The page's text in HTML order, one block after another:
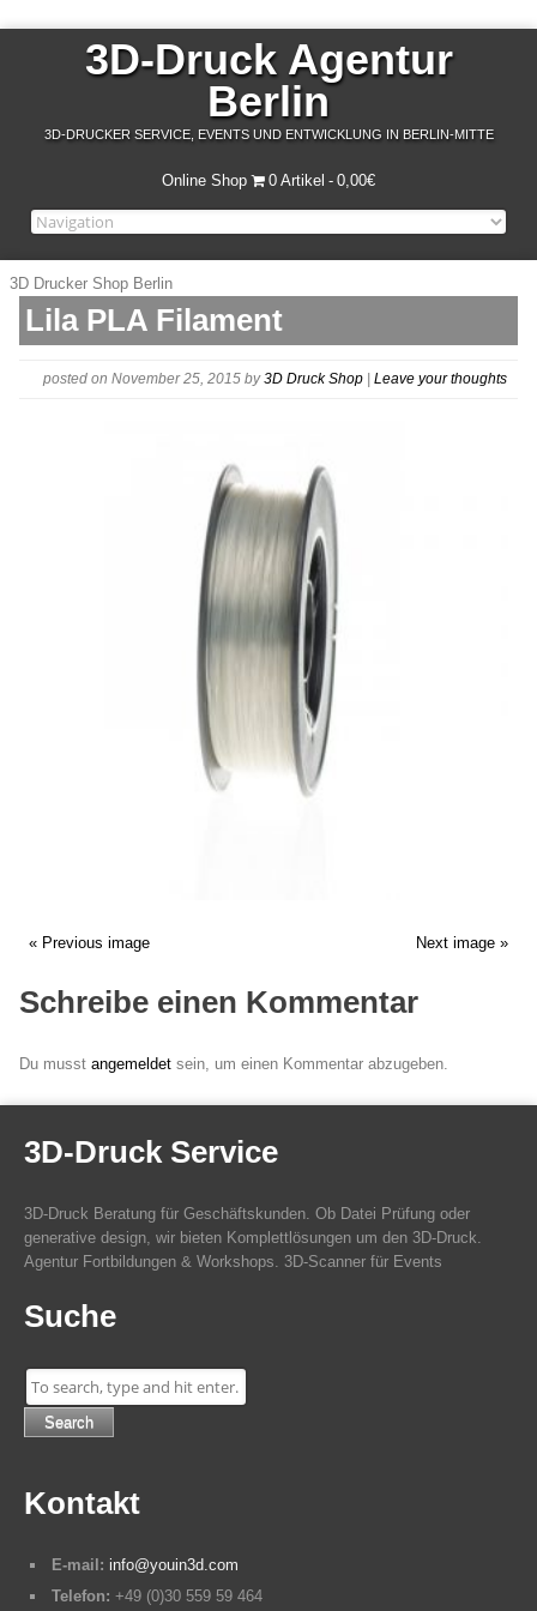
3D-Druck Agentur
Berlin
3D-DRUCKER SERVICE, EVENTS UND ENTWICKLUNG IN BERLIN-MITTE
Online Shop 0 Artikel 0,00€
3D Drucker Shop Berlin
Lila PLA Filament
posted on November 25, 2015 by3D Druck Shop Leave your thoughts
Next image »
« Previous image
Schreibe einen Kommentar
Du musst angemeldet sein, um einen Kommentar abzugeben.
3D-Druck Service
3D-Druck Beratung für Geschäftskunden. Ob Datei Prüfung oder
generative design, wir bieten Komplettlösungen um den 3D-Druck.
Agentur Fortbildungen & Workshops. 3D-Scanner für Events
Suche
Search
Kontakt
E-mail: info@youin3d.com
Telefon: +49 (0)30 559 59 464